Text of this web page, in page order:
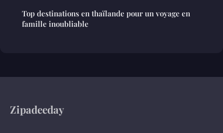
Top destinations en thaïlande pour un voyage en
famille inoubliable
Zipadeeday